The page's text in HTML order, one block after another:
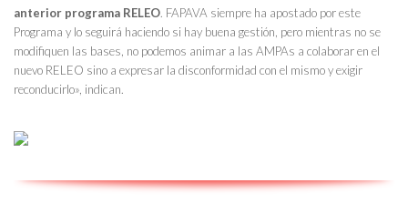
anterior programa RELEO. FAPAVA siempre ha apostado por este
Programa y lo seguirá haciendo si hay buena gestión, pero mientras no se
modifiquen las bases, no podemos animar a las AMPAs a colaborar en el
nuevo RELEO sino a expresar la disconformidad con el mismo y exigir
reconducirlo», indican.